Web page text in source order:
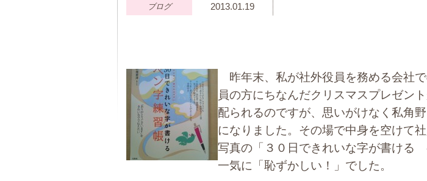
ブログ 2013.01.19
昨年末、私が社外役員を務める会社
員の方にちなんだクリスマスプレゼン
配られるのですが、思いがけなく私角
になりました。その場で中身を空けて
写真の「３０日できれいな字が書ける
一気に「恥ずかしい！」でした。